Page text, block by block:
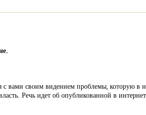
с вами своим видением проблемы, которую в
Речь идет об опубликованной в